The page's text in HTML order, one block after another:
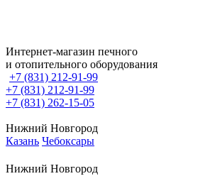
Интернет-магазин печного
и отопительного оборудования
+7 (831) 212-91-99
+7 (831) 212-91-99
+7 (831) 262-15-05
Нижний Новгород
Казань Чебоксары
Нижний Новгород